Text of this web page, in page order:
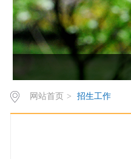
网站首页 > 招生工作